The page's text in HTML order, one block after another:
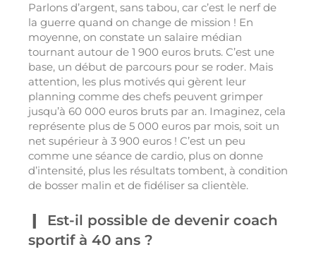
Parlons d’argent, sans tabou, car c’est le nerf de
la guerre quand on change de mission ! En
moyenne, on constate un salaire médian
tournant autour de 1 900 euros bruts. C’est une
base, un début de parcours pour se roder. Mais
attention, les plus motivés qui gèrent leur
planning comme des chefs peuvent grimper
jusqu’à 60 000 euros bruts par an. Imaginez, cela
représente plus de 5 000 euros par mois, soit un
net supérieur à 3 900 euros ! C’est un peu
comme une séance de cardio, plus on donne
d’intensité, plus les résultats tombent, à condition
de bosser malin et de fidéliser sa clientèle.
Est-il possible de devenir coach
sportif à 40 ans ?